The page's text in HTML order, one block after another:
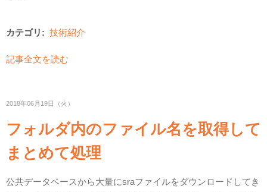
カテゴリ: 技術紹介
記事全文を読む
2018年06月19日（火）
フォルダ内のファイル名を取得して
まとめて処理
公共データベースから大量にsraファイルをダウンロードしてき